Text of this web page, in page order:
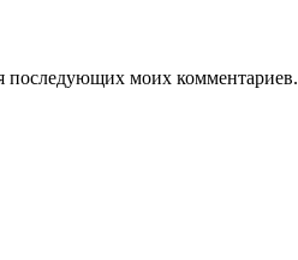
последующих моих комментариев.